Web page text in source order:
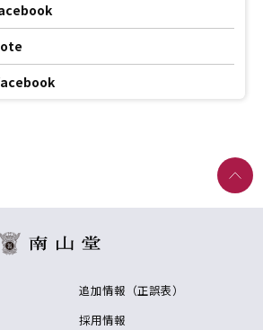
追加情報（正誤表）
採用情報